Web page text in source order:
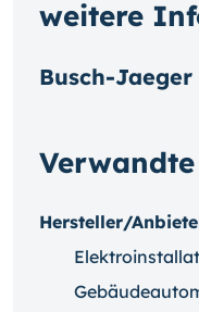
Hersteller/
weitere
Busch-Jaeger